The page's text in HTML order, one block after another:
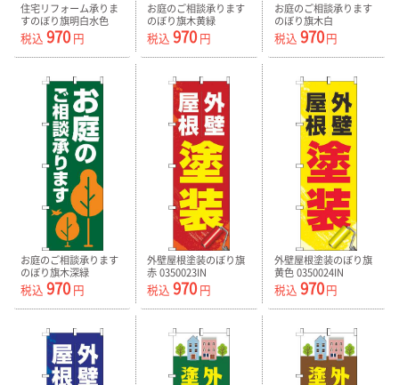
住宅リフォーム承りま
すのぼり旗明白水色
0350029IN
税込 970 円
お庭のご相談承ります
のぼり旗木黄緑
0240149IN
税込 970円
お庭のご相談承ります
のぼり旗木白
0240147IN
税込 970円
お庭のご相談承ります
のぼり旗木深緑
0240148IN
税込 970 円
外壁屋根塗装のぼり旗
赤 0350023IN
税込 970円
外壁屋根塗装のぼり旗
黄色 0350024IN
税込 970円